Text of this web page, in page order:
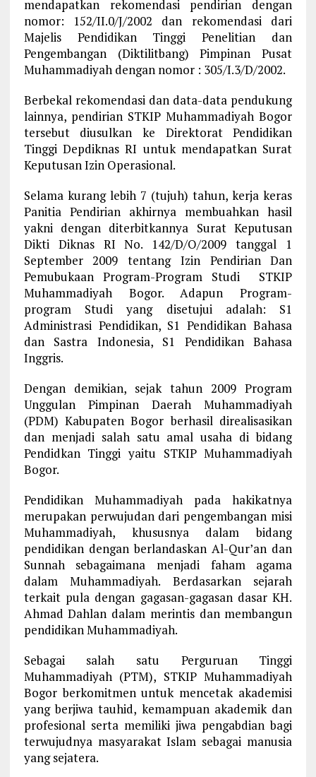
mendapatkan rekomendasi pendirian dengan
nomor: 152/II.0/J/2002 dan rekomendasi dari
Majelis Pendidikan Tinggi Penelitian dan
Pengembangan (Diktilitbang) Pimpinan Pusat
Muhammadiyah dengan nomor : 305/I.3/D/2002.
Berbekal rekomendasi dan data-data pendukung
lainnya, pendirian STKIP Muhammadiyah Bogor
tersebut diusulkan ke Direktorat Pendidikan
Tinggi Depdiknas RI untuk mendapatkan Surat
Keputusan Izin Operasional.
Selama kurang lebih 7 (tujuh) tahun, kerja keras
Panitia Pendirian akhirnya membuahkan hasil
yakni dengan diterbitkannya Surat Keputusan
Dikti Diknas RI No. 142/D/O/2009 tanggal 1
September 2009 tentang Izin Pendirian Dan
Pemubukaan Program-Program Studi STKIP
Muhammadiyah Bogor. Adapun Program-
program Studi yang disetujui adalah: S1
Administrasi Pendidikan, S1 Pendidikan Bahasa
dan Sastra Indonesia, S1 Pendidikan Bahasa
Inggris.
Dengan demikian, sejak tahun 2009 Program
Unggulan Pimpinan Daerah Muhammadiyah
(PDM) Kabupaten Bogor berhasil direalisasikan
dan menjadi salah satu amal usaha di bidang
Pendidkan Tinggi yaitu STKIP Muhammadiyah
Bogor.
Pendidikan Muhammadiyah pada hakikatnya
merupakan perwujudan dari pengembangan misi
Muhammadiyah, khususnya dalam bidang
pendidikan dengan berlandaskan Al-Qur’an dan
Sunnah sebagaimana menjadi faham agama
dalam Muhammadiyah. Berdasarkan sejarah
terkait pula dengan gagasan-gagasan dasar KH.
Ahmad Dahlan dalam merintis dan membangun
pendidikan Muhammadiyah.
Sebagai salah satu Perguruan Tinggi
Muhammadiyah (PTM), STKIP Muhammadiyah
Bogor berkomitmen untuk mencetak akademisi
yang berjiwa tauhid, kemampuan akademik dan
profesional serta memiliki jiwa pengabdian bagi
terwujudnya masyarakat Islam sebagai manusia
yang sejatera.